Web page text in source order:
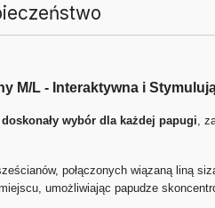
M/L - Interaktywna i
doskonały wybór dla każdej papugi ,
połączonych wiązaną liną
umożliwiając papudze